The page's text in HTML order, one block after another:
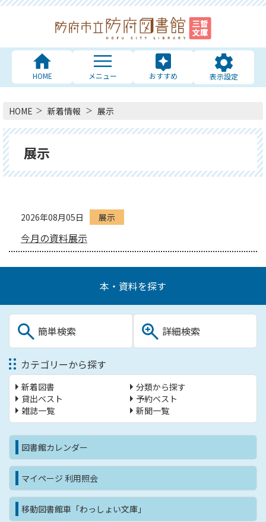
HOME メニュー おすすめ 表示設定
HOME 新着情報 展示
展示
2026年08月05日 展示
今月の資料展示
本・資料を探す
簡単検索 詳細検索
カテゴリーから探す
新着図書
分類から探す
貸出ベスト
予約ベスト
雑誌一覧
新聞一覧
図書館カレンダー
マイページ 利用照会
移動図書館車「わっしょい文庫」